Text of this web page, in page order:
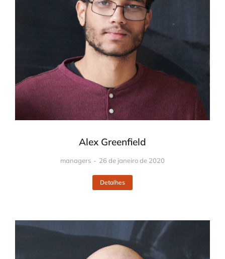
Alex Greenfield
managers 26 de janeiro de 2020
Detalhes